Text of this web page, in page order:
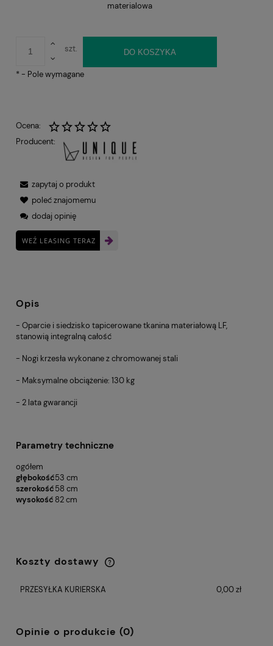
materialowa
szt. DO KOSZYKA
*- Pole wymagane
Ocena:
Producent:
zapytaj o produkt
poleć znajomemu
dodaj opinię
WEŹ LEASING TERAZ
Opis
- Oparcie i siedzisko tapicerowane tkanina materiałową LF,
stanowią integralną całość
- Nogi krzesła wykonane z chromowanej stali
- Maksymalne obciążenie: 130 kg
- 2 lata gwarancji
Parametry techniczne
ogółem
głębokość53 cm
szerokość58 cm
wysokość 82 cm
Koszty dostawy
Cena nie zawiera ewentualnych kosztów
PRZESYŁKA KURIERSKA
0,00 zł
Opinie o produkcie (0)